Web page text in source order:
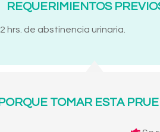
REQUERIMIENTOS
hrs. de abstinencia urinaria.
TOMAR ESTA